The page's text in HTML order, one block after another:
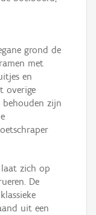
grond de
met
en
overige
behouden zijn
zich op
De
uit een